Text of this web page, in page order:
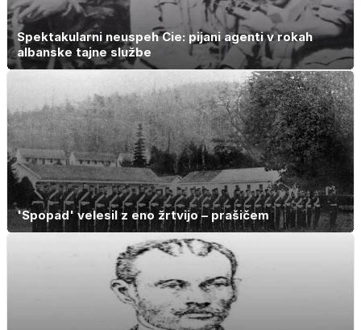
Spektakularni neuspeh Cie: pijani agenti v rokah
albanske tajne službe
'Spopad' velesil z eno žrtvijo – prašičem